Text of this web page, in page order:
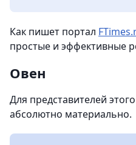
Как пишет портал
простые и эффективные
Овен
Для представителей
абсолютно материально.